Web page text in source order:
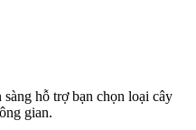
hỗ trợ bạn chọn loại cây
gian.